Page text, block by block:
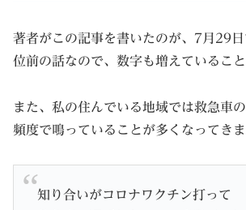
著者がこの記事を書いたのが、7月29
位前の話なので、数字も増えていること
また、私の住んでいる地域では救急車
頻度で鳴っていることが多くなってきま
知り合いがコロナワクチン打って